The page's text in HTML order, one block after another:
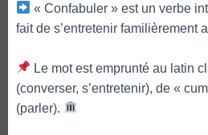
« Confabuler » est un verbe
fait de s’entretenir familièrement
Le mot est emprunté au latin
(converser, s’entretenir), de «
(parler).